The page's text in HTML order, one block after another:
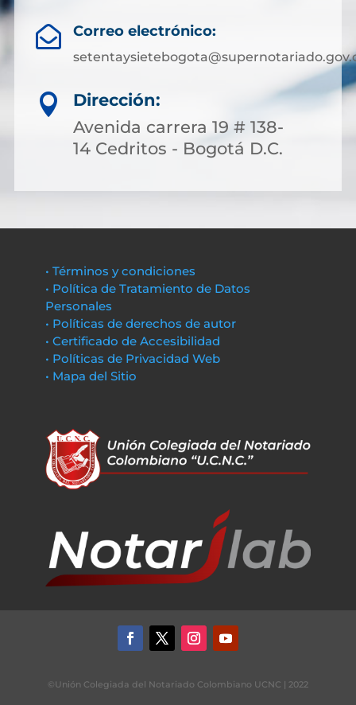
 Correo electrónico:

Dirección:
Avenida carrera 19 # 138-
14 Cedritos - Bogotá D.C.
• Términos y condiciones
• Política de Tratamiento de Datos
Personales
• Políticas de derechos de autor
• Certificado de Accesibilidad
• Políticas de Privacidad Web
• Mapa del Sitio
©Unión Colegiada del Notariado Colombiano UCNC | 2022